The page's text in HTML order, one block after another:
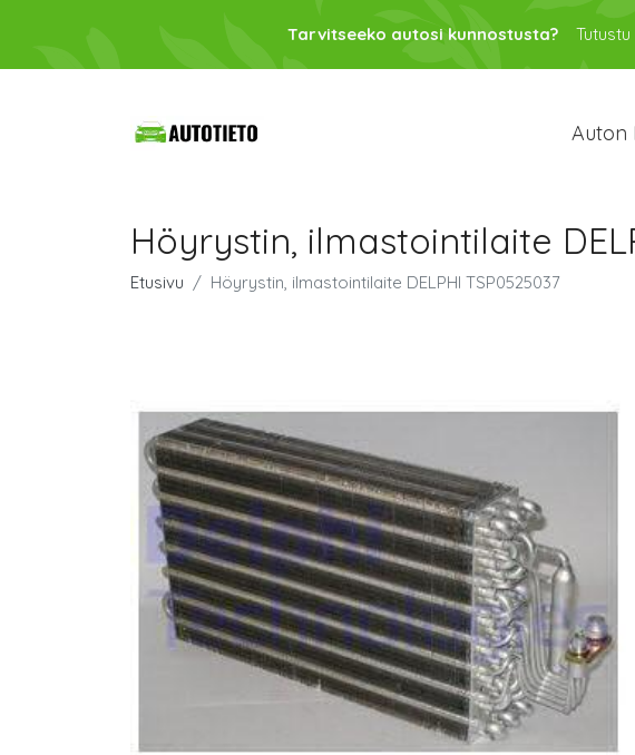
Tarvitseeko autosi kunnostusta?
Auton
Höyrystin, ilmastointilaite
Etusivu Höyrystin, ilmastointilaite DELPHI TSP0525037